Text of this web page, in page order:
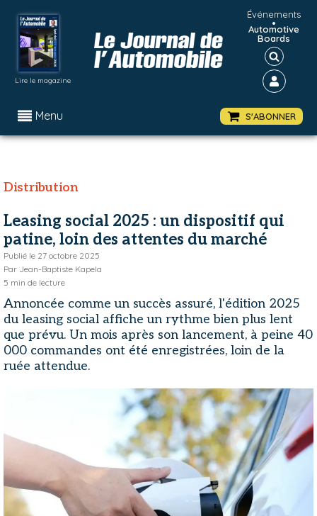
Lire le magazine
Événements
•
Automotive
Boards
Menu S'ABONNER
Distribution
Leasing social 2025 : un dispositif qui
patine, loin des attentes du marché
Publié le 27 octobre 2025
Par Jean-Baptiste Kapela
5 min de lecture
Annoncée comme un succès assuré, l'édition 2025
du leasing social affiche un rythme bien plus lent
que prévu. Un mois après son lancement, à peine 40
000 commandes ont été enregistrées, loin de la
ruée attendue.